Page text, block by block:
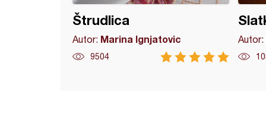
Štrudlica
Autor: Marina Ignjatovic
9504
Autor: